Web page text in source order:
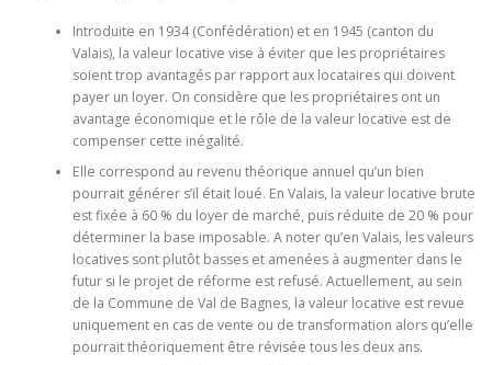
Introduite en 1934 (Confédération) et en 1945 (canton du
Valais), la valeur locative vise à éviter que les propriétaires
soient trop avantagés par rapport aux locataires qui doivent
payer un loyer. On considère que les propriétaires ont un
avantage économique et le rôle de la valeur locative est de
compenser cette inégalité.
Elle correspond au revenu théorique annuel qu’un bien
pourrait générer s’il était loué. En Valais, la valeur locative brute
est fixée à 60 % du loyer de marché, puis réduite de 20 % pour
déterminer la base imposable. A noter qu’en Valais, les valeurs
locatives sont plutôt basses et amenées à augmenter dans le
futur si le projet de réforme est refusé. Actuellement, au sein
de la Commune de Val de Bagnes, la valeur locative est revue
uniquement en cas de vente ou de transformation alors qu’elle
pourrait théoriquement être révisée tous les deux ans.